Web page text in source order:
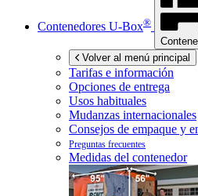
Contenedores U-Box®
Volver al menú principal
Tarifas e información
Opciones de entrega
Usos habituales
Mudanzas internacionales
Consejos de empaque y
Preguntas frecuentes
Medidas del contenedor